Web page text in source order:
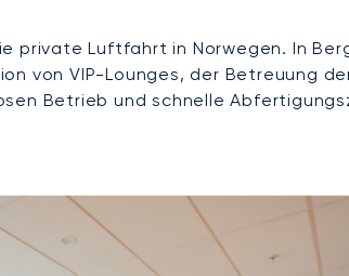
private Luftfahrt in Norwegen. In
von VIP-Lounges, der Betreuung
Betrieb und schnelle